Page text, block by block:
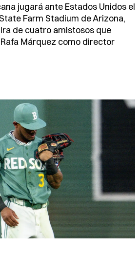
jugará ante Estados Unidos el
Farm Stadium de Arizona,
de cuatro amistosos que
Márquez como director